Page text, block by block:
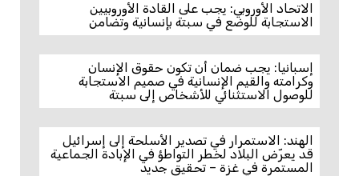
الاتحاد الأوروبي: يجب على القادة الأوروبيين
الاستجابة للوضع في سبتة بإنسانية وتضامن
إسبانيا: يجب ضمان أن تكون حقوق الإنسان
وكرامته والقيم الإنسانية في صميم الاستجابة
للوصول الاستثنائي للأشخاص إلى سبتة
الهند: الاستمرار في تصدير الأسلحة إلى إسرائيل
قد يعرّض البلاد لخطر التواطؤ في الإبادة الجماعية
المستمرة في غزة – تحقيق جديد